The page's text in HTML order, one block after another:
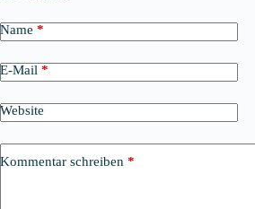
Name *
E-Mail *
Website
Kommentar schreiben *